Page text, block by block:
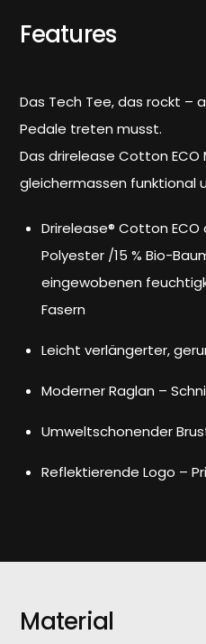
Features
Das Tech Tee, das rockt –
Pedale treten musst.
Das drirelease Cotton ECO
gleichermassen funktional
Drirelease® Cotton ECO
Polyester /15 % Bio-
eingewobenen
Fasern
Leicht verlängerter,
Moderner Raglan –
Umweltschonender
Reflektierende Logo –
Material